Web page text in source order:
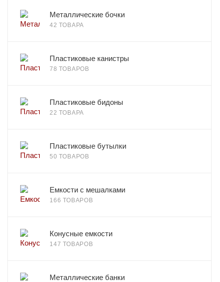
Металлические бочки
42 ТОВАРА
Пластиковые канистры
78 ТОВАРОВ
Пластиковые бидоны
22 ТОВАРА
Пластиковые бутылки
50 ТОВАРОВ
Емкости с мешалками
166 ТОВАРОВ
Конусные емкости
147 ТОВАРОВ
Металлические банки